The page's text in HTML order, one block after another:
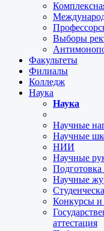
Выборы
Факультеты
Филиалы
Колледж
Наука
Наука
Научные
Научные
НИИ
Научные
Научные
Конкурсы и
аттестация